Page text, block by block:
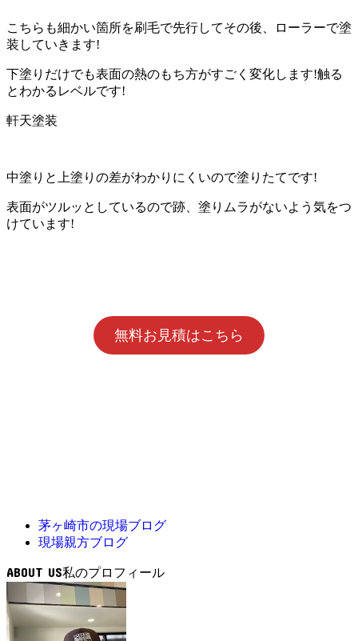
こちらも細かい箇所を刷毛で先行してその後、ローラーで塗
装していきます!
下塗りだけでも表面の熱のもち方がすごく変化します!触る
とわかるレベルです!
軒天塗装
中塗りと上塗りの差がわかりにくいので塗りたてです!
表面がツルッとしているので跡、塗りムラがないよう気をつ
けています!
無料お見積はこちら
茅ヶ崎市の現場ブログ
現場親方ブログ
ABOUT US